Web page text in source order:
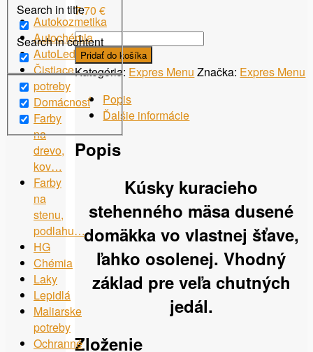
7.70€
množstvo
Kuracie
mäso
Menu
Pridať do košíka
Kategória: Expres Menu Značka: Expres Menu
Popis
Ďalšie informácie
Popis
Kúsky kuracieho
stehenného mäsa dusené
domäkka vo vlastnej šťave,
ľahko osolenej. Vhodný
základ pre veľa chutných
jedál.
Zloženie
Search in title
Search in content
Autokozmetika
Autochémia
AutoLed
Čistiace
potreby
Domácnosť
Farby
na
drevo,
kov…
Farby
na
stenu,
podlahu…
HG
Chémia
Laky
Lepidlá
Maliarske
potreby
Ochranné